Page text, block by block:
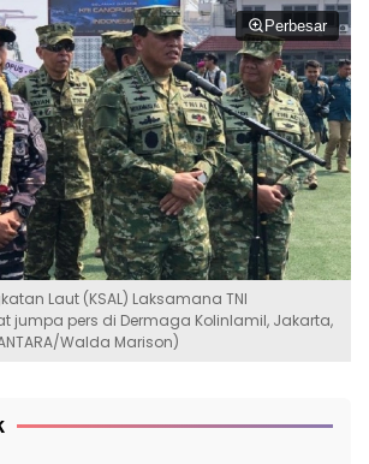
Perbesar
Laut (KSAL) Laksamana TNI
jumpa pers di Dermaga Kolinlamil, Jakarta,
Walda Marison)